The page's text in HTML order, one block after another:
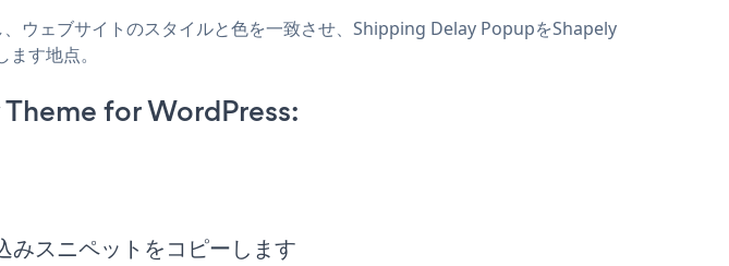
ウェブサイトのスタイルと色を一致させ、Shipping Delay PopupをShapely
す地点。
for WordPress:
スニペットをコピーします